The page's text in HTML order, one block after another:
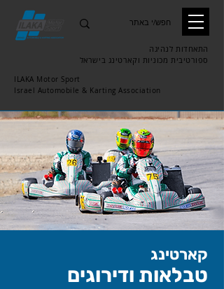
התאחדות לנהיגה
ספורטיבית מכוניות וקארטינג בישראל
ILAKA Motor Sport
Israel Automobile & Karting Association
קארטינג
טבלאות ודירוגים